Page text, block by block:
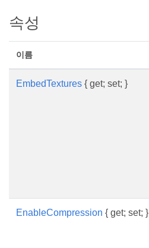
속성
이름
EmbedTextures { get; set; }
EnableCompression { get; set; }